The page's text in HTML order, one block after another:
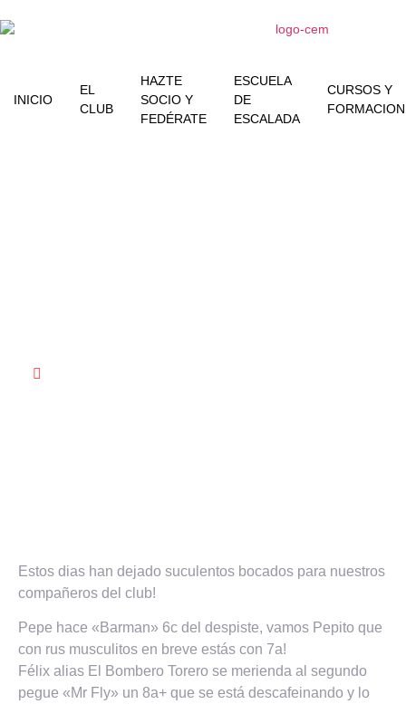
INICIO
EL
CLUB
HAZTE
SOCIO Y
FEDÉRATE
ESCUELA
DE
ESCALADA
CURSOS Y
Estos dias han dejado suculentos bocados para nuestros
compañeros del club!
Pepe hace «Barman» 6c del despiste, vamos Pepito que
con rus musculitos en breve estás con 7a!
Félix alias El Bombero Torero se merienda al segundo
pegue «Mr Fly» un 8a+ que se está descafeinando y lo